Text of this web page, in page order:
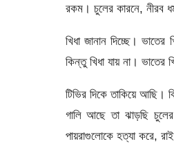
রকম। চুলের কারনে, নীরব
খিধা জানান দিচ্ছে।
কিন্তু খিধা যায় না।
টিভির দিকে তাকিয়ে
গালি আছে তা ঝাড়ছি
পায়রাগুলোকে হত্যা করে,